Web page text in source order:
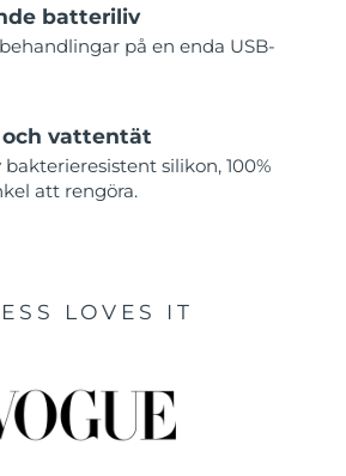
batteriliv
på en enda USB-
och vattentät
silikon, 100%
att rengöra.
LOVES IT